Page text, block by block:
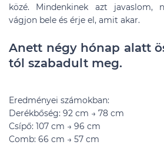
közé. Mindenkinek azt javaslom,
vágjon bele és érje el, amit akar.
Anett négy hónap alatt
tól szabadult meg.
Eredményei számokban:
Derékbőség: 92 cm → 78 cm
Csípő: 107 cm → 96 cm
Comb: 66 cm → 57 cm